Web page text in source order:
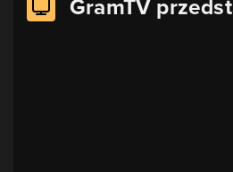
GramTV